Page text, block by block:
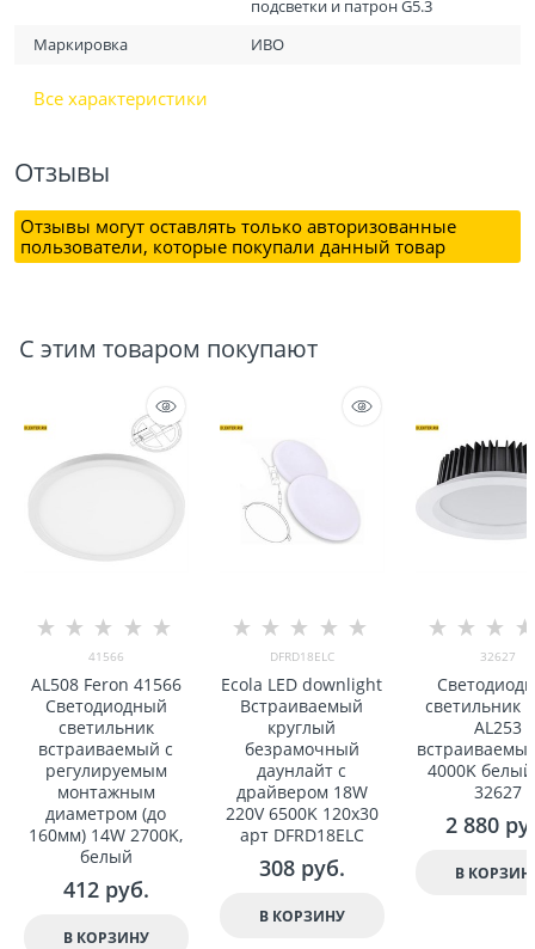
подсветки и патрон G5.3
Маркировка
ИВО
Все характеристики
Отзывы
Отзывы могут оставлять только авторизованные
пользователи, которые покупали данный товар
С этим товаром покупают
41566
AL508 Feron 41566
Светодиодный
светильник
встраиваемый с
регулируемым
монтажным
диаметром (до
160мм) 14W 2700K,
белый
412 руб.
В КОРЗИНУ
DFRD18ELC
Ecola LED downlight
Встраиваемый
круглый
безрамочный
даунлайт с
драйвером 18W
220V 6500K 120x30
арт DFRD18ELC
308 руб.
В КОРЗИНУ
32627
светильник
AL253
4000K
32627
2 880
В